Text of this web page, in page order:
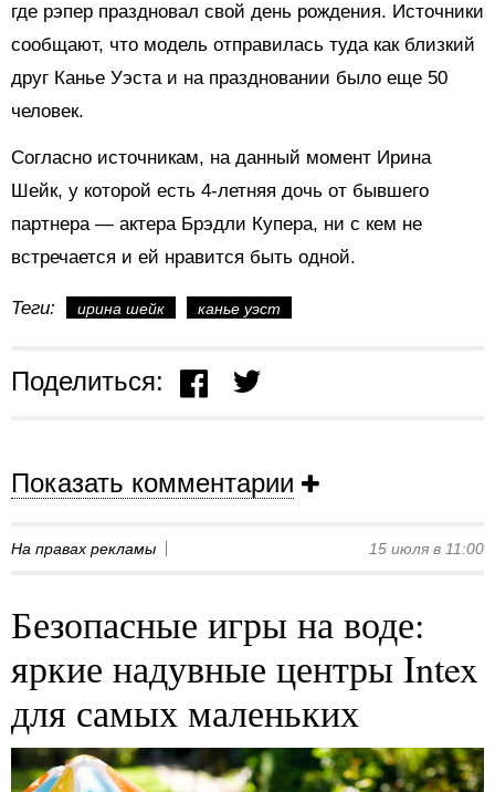
где рэпер праздновал свой день рождения. Источники
сообщают, что модель отправилась туда как близкий
друг Канье Уэста и на праздновании было еще 50
человек.
Согласно источникам, на данный момент Ирина
Шейк, у которой есть 4-летняя дочь от бывшего
партнера — актера Брэдли Купера, ни с кем не
встречается и ей нравится быть одной.
Теги: ирина шейк канье уэст
Поделиться:
Показать комментарии
На правах рекламы 15 июля в 11:00
Безопасные игры на воде:
яркие надувные центры Intex
для самых маленьких